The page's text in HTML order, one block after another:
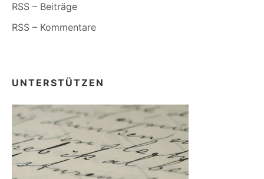
RSS – Beiträge
RSS – Kommentare
UNTERSTÜTZEN